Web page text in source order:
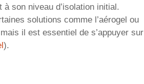
son niveau d’isolation initial.
solutions comme l’aérogel ou
il est essentiel de s’appuyer sur
).